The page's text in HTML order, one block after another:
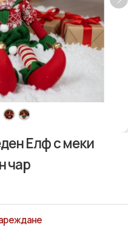
Елф с меки
чар